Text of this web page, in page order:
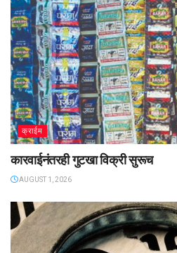
क्राईम
कारवाईनंतरही गुटखा विक्री सुरूच
AUGUST 1, 2026